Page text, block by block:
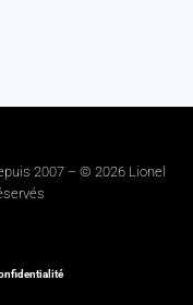
2007 – © 2026 Lionel